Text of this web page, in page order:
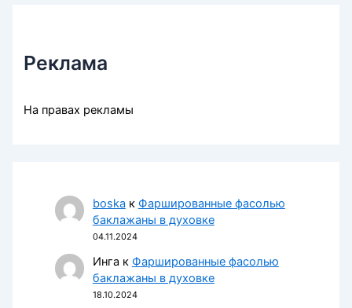
Реклама
На правах рекламы
boska к Фаршированные фасолью
баклажаны в духовке
04.11.2024
Инга к Фаршированные фасолью
баклажаны в духовке
18.10.2024